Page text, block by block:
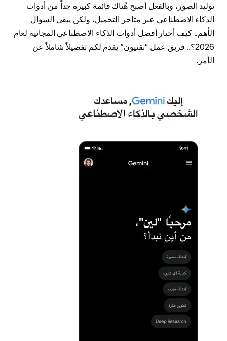
توليد الصور، وبالفعل أصبح هُناك قائمة كبيرة جداً من أدوات
الذكاء الاصطناعي عبر متاجر التحميل، ولكن يبقى السؤال
الأهم.. كيف أختار أفضل أدوات الذكاء الاصطناعي المجانية لعام
2026؟.. فريق عمل “تقنيون” يقدم لكم تفصيلاً شاملاً عن
الأمر.